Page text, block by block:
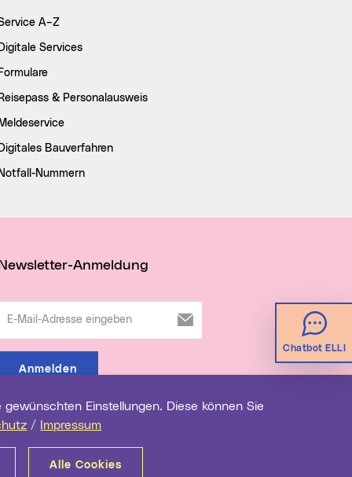
/ Impressum
Alle Cookies
Chatbot ELLI
A–Z
Digitale Services
Formulare
Reisepass & Personalausweis
Meldeservice
Digitales Bauverfahren
Notfall-Nummern
Newsletter-Anmeldung
Anmelden